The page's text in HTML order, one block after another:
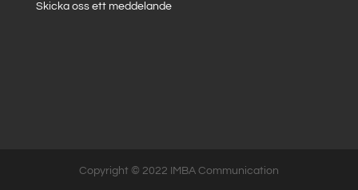
Skicka oss ett meddelande
Copyright © 2022 IMBA Communication